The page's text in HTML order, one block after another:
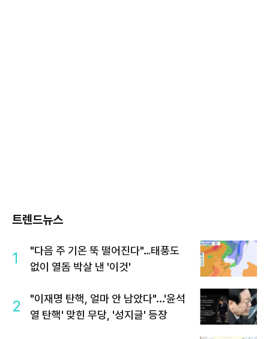
트렌드뉴스
1
"다음 주 기온 뚝 떨어진다"…태풍도
없이 열돔 박살 낸 '이것'
2
"이재명 탄핵, 얼마 안 남았다"...'윤석
열 탄핵' 맞힌 무당, '성지글' 등장